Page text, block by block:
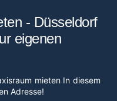
- Düsseldorf
eigenen
mieten In diesem
Adresse!